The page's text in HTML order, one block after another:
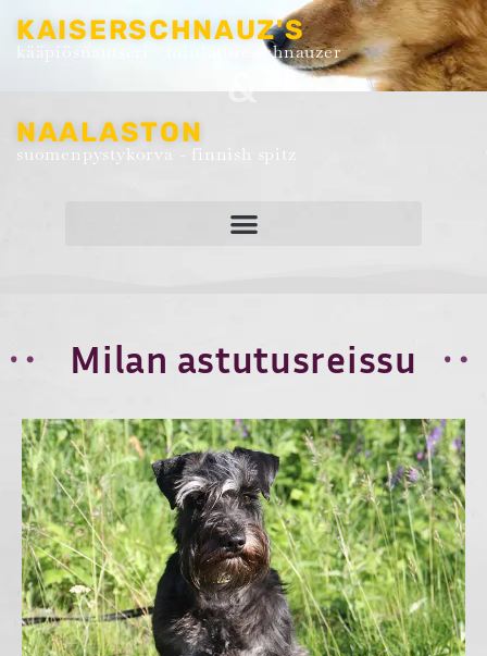
KAISERSCHNAUZ'S
kääpiösnautseri - miniature schnauzer
&
NAALASTON
suomenpystykorva - finnish spitz
Milan astutusreissu